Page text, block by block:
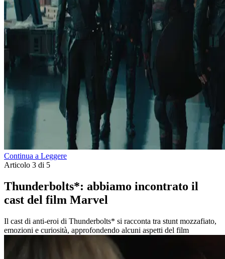
Continua a Leggere
Articolo 3 di 5
Thunderbolts*: abbiamo incontrato il
cast del film Marvel
Il cast di anti-eroi di Thunderbolts* si racconta tra stunt mozzafiato,
emozioni e curiosità, approfondendo alcuni aspetti del film